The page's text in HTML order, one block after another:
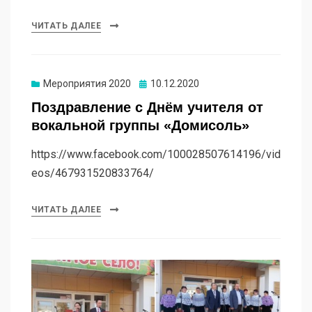
ЧИТАТЬ ДАЛЕЕ
Мероприятия 2020 10.12.2020
Поздравление с Днём учителя от
вокальной группы «Домисоль»
https://www.facebook.com/100028507614196/vid
eos/467931520833764/
ЧИТАТЬ ДАЛЕЕ